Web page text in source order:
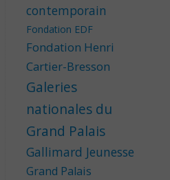
contemporain
Fondation EDF
Fondation Henri
Cartier-Bresson
Galeries
nationales du
Grand Palais
Gallimard Jeunesse
Grand Palais